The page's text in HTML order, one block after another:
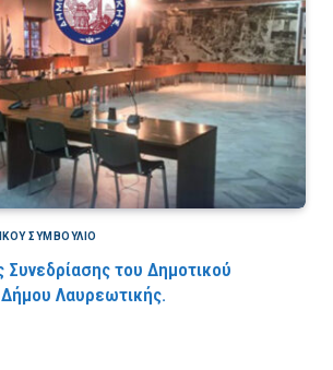
ΣΥΜΒΟΎΛΙΟ
του Δημοτικού
Λαυρεωτικής.